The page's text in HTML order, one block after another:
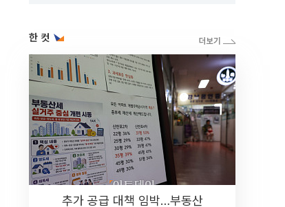
한 컷
추가 공급 대책 임박…부동산